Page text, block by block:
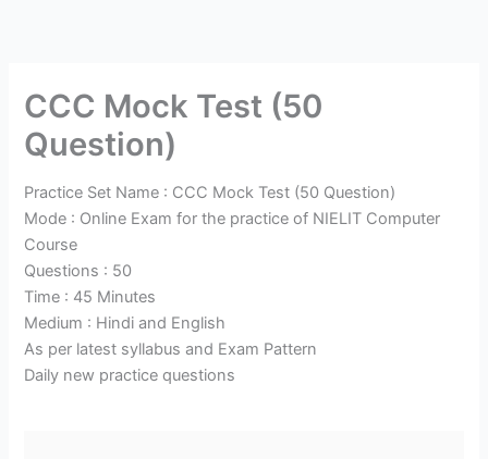
CCC Mock Test (50
Question)
Practice Set Name : CCC Mock Test (50 Question)
Mode : Online Exam for the practice of NIELIT Computer
Course
Questions : 50
Time : 45 Minutes
Medium : Hindi and English
As per latest syllabus and Exam Pattern
Daily new practice questions